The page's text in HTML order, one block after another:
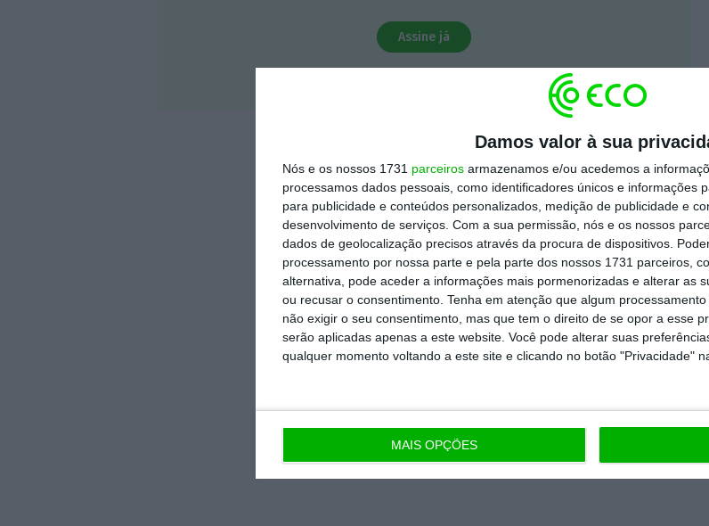
Damos valor à sua
Nós e os nossos 1731 parceiros armazenamos e/ou acedemos a
processamos dados pessoais, como identificadores únicos e informações
para publicidade e conteúdos personalizados, medição de publicidade e
desenvolvimento de serviços. Com a sua permissão, nós e os nossos
dados de geolocalização precisos através da procura de dispositivos.
processamento por nossa parte e pela parte dos nossos 1731 parceiros,
alternativa, pode aceder a informações mais pormenorizadas e alterar as
ou recusar o consentimento. Tenha em atenção que algum
não exigir o seu consentimento, mas que tem o direito de se opor a esse
serão aplicadas apenas a este website. Você pode alterar suas
qualquer momento voltando a este site e clicando no botão "Privacidade"
MAIS OPÇÕES
Assine já